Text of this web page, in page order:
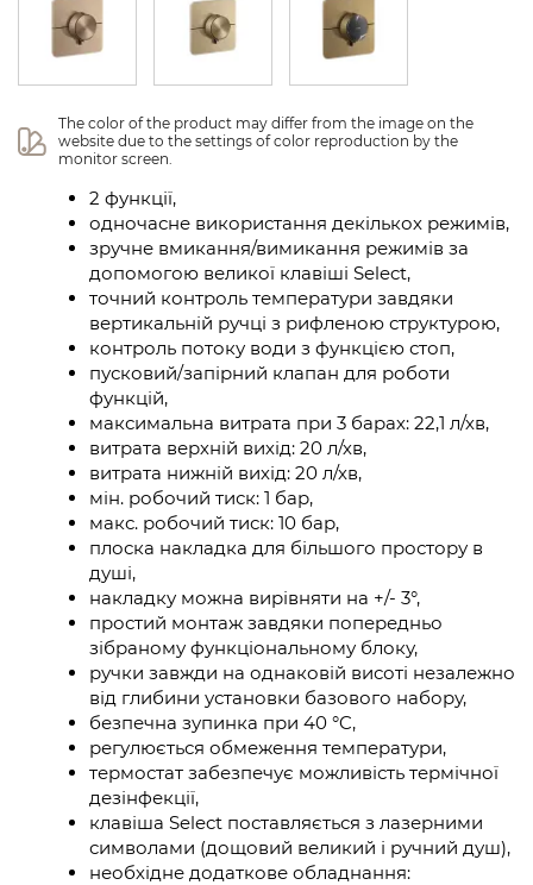
The color of the product may differ from the image on the
website due to the settings of color reproduction by the
monitor screen.
2 функції,
одночасне використання декількох режимів,
зручне вмикання/вимикання режимів за
допомогою великої клавіші Select,
точний контроль температури завдяки
вертикальній ручці з рифленою структурою,
контроль потоку води з функцією стоп,
пусковий/запірний клапан для роботи
функцій,
максимальна витрата при 3 барах: 22,1 л/хв,
витрата верхній вихід: 20 л/хв,
витрата нижній вихід: 20 л/хв,
мін. робочий тиск: 1 бар,
макс. робочий тиск: 10 бар,
плоска накладка для більшого простору в
душі,
накладку можна вирівняти на +/- 3°,
простий монтаж завдяки попередньо
зібраному функціональному блоку,
ручки завжди на однаковій висоті незалежно
від глибини установки базового набору,
безпечна зупинка при 40 °C,
регулюється обмеження температури,
термостат забезпечує можливість термічної
дезінфекції,
клавіша Select поставляється з лазерними
символами (дощовий великий і ручний душ),
необхідне додаткове обладнання: